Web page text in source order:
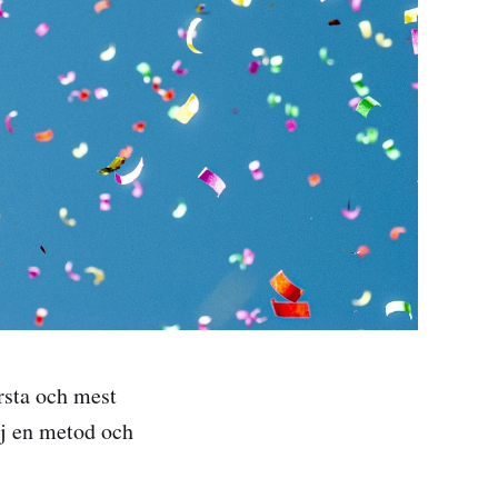
och mest
en metod och